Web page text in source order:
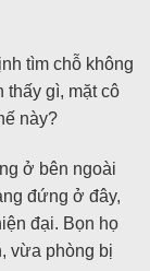
tìm chỗ không
gì, mặt cô
này?
ở bên ngoài
đứng ở đây,
đại. Bọn họ
vừa phòng bị